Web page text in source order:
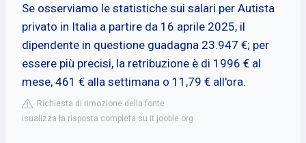
Se osserviamo le statistiche sui salari per Autista
privato in Italia a partire da 16 aprile 2025, il
dipendente in questione guadagna 23.947 €; per
essere più precisi, la retribuzione è di 1996 € al
mese, 461 € alla settimana o 11,79 € all'ora.
Richiesta di rimozione della fonte
isualizza la risposta completa su it.jooble.org